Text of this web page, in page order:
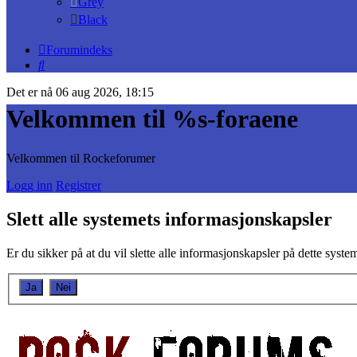
Black
Forumindeks
Søk
Det er nå 06 aug 2026, 18:15
Velkommen til %s-foraene
Velkommen til Rockeforumer
Logg inn Registrer
Slett alle systemets informasjonskapsler
Er du sikker på at du vil slette alle informasjonskapsler på dette